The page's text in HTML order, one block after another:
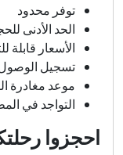
توفر محدود
الحد الأدنى
الأسعار
تسجيل الوصول إلى
موعد مغادرة الفندق:
التواجد في
احجزوا